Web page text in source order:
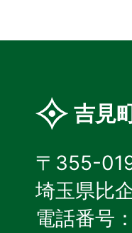
吉見
〒355-
埼玉県比
電話番号